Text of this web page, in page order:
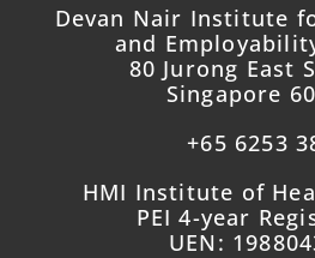
Devan Nair Institute
and
80 Jurong East
Singapore
+65 6253
HMI Institute of
PEI 4-year
UEN: